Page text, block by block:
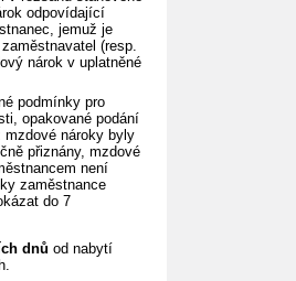
odpovídající
jemuž je
(resp.
nárok v uplatněné
podmínky pro
opakované podání
nároky byly
přiznány, mzdové
není
zaměstnance
do 7
dnů od nabytí